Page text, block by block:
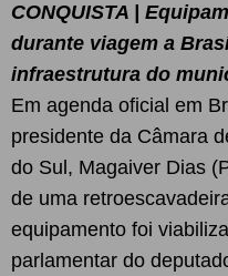
CONQUISTA |
durante viagem a
infraestrutura do
Em agenda oficial em
presidente da Câmara
do Sul, Magaiver Dias
de uma
equipamento foi
parlamentar do